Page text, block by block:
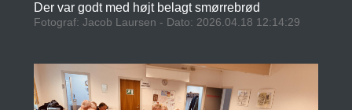
Der var godt med højt belagt smørrebrød
Fotograf: Jacob Laursen - Dato: 2026.04.18 12:14:29